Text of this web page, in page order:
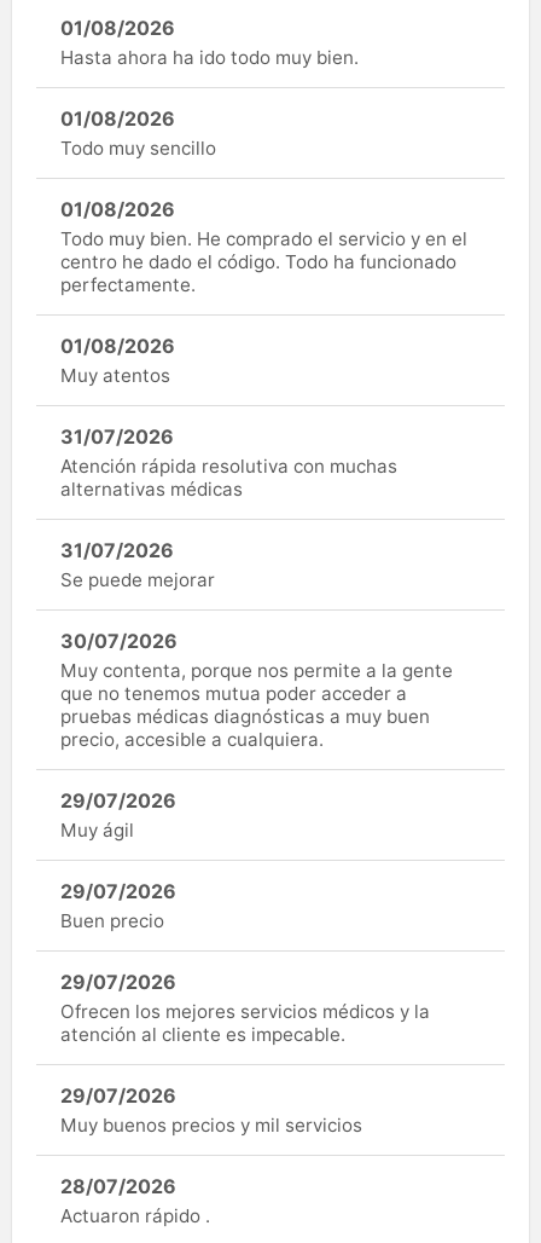
01/08/2026
Hasta ahora ha ido todo muy bien.
01/08/2026
Todo muy sencillo
01/08/2026
Todo muy bien. He comprado el servicio y en el
centro he dado el código. Todo ha funcionado
perfectamente.
01/08/2026
Muy atentos
31/07/2026
Atención rápida resolutiva con muchas
alternativas médicas
31/07/2026
Se puede mejorar
30/07/2026
Muy contenta, porque nos permite a la gente
que no tenemos mutua poder acceder a
pruebas médicas diagnósticas a muy buen
precio, accesible a cualquiera.
29/07/2026
Muy ágil
29/07/2026
Buen precio
29/07/2026
Ofrecen los mejores servicios médicos y la
atención al cliente es impecable.
29/07/2026
Muy buenos precios y mil servicios
28/07/2026
Actuaron rápido .